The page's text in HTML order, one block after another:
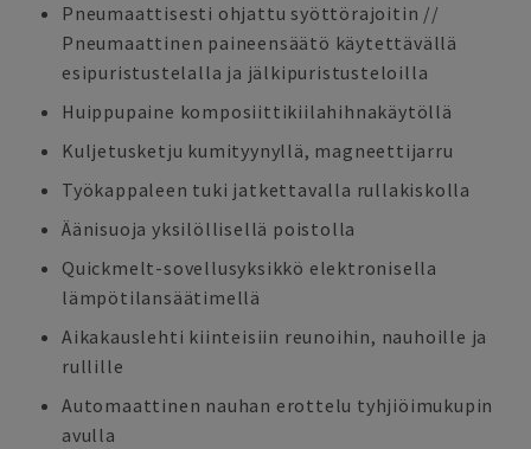
Pneumaattisesti ohjattu syöttörajoitin //
Pneumaattinen paineensäätö käytettävällä
esipuristustelalla ja jälkipuristusteloilla
Huippupaine komposiittikiilahihnakäytöllä
Kuljetusketju kumityynyllä, magneettijarru
Työkappaleen tuki jatkettavalla rullakiskolla
Äänisuoja yksilöllisellä poistolla
Quickmelt-sovellusyksikkö elektronisella
lämpötilansäätimellä
Aikakauslehti kiinteisiin reunoihin, nauhoille ja
rullille
Automaattinen nauhan erottelu tyhjiöimukupin
avulla